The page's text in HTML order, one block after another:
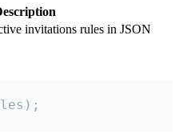
invitations rules in JSON